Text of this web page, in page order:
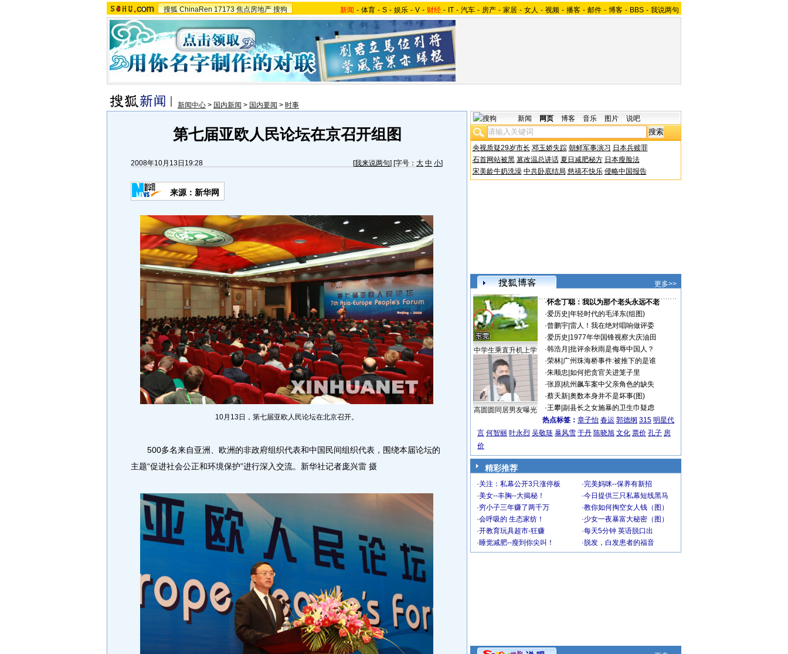
搜狐 ChinaRen 17173 焦点房地产 搜狗 新闻 - 体育 - S - 娱乐 - V - 财经 - IT - 汽车 - 房产 - 家居 - 女人 - 视频 - 播客 - 邮件 - 博客 - BBS - 我说两句
新闻中心 > 国内新闻 > 国内要闻 > 时事
第七届亚欧人民论坛在京召开组图
2008年10月13日19:28 [我来说两句] [字号： 大 中 小]
来源：新华网
10月13日，第七届亚欧人民论坛在北京召开。
500多名来自亚洲、欧洲的非政府组织代表和中国民间组织代表，围绕本届论坛的
主题“促进社会公正和环境保护”进行深入交流。新华社记者庞兴雷 摄
新闻 网页 博客 音乐 图片 说吧
央视质疑29岁市长 邓玉娇失踪 朝鲜军事演习 日本兵赎罪
石首网站被黑 篡改温总讲话 夏日减肥秘方 日本瘦脸法
宋美龄牛奶洗澡 中共卧底结局 慈禧不快乐 侵略中国报告
更多>>
中学生乘直升机上学
高圆圆同居男友曝光
·怀念丁聪：我以为那个老头永远不老
·爱历史 年轻时代的毛泽东(组图)
·曾鹏宇| 雷人！我在绝对唱响做评委
·爱历史 1977年华国锋视察大庆油田
·韩浩月 批评余秋雨是侮辱中国人？
·荣林| 广州珠海桥事件:被推下的是谁
·朱顺忠 如何把贪官关进笼子里
·张原| 杭州飙车案中父亲角色的缺失
·蔡天新| 奥数本身并不是坏事(图)
·王攀| 副县长之女施暴的卫生巾疑虑
热点标签： 章子怡 春运 郭德纲 315 明星代
言 何智丽 叶永烈 吴敬琏 暴风雪 于丹 陈晓旭 文化 票价 孔子 房
价
精彩推荐
·关注：私幕公开3只涨停板 ·完美妈咪--保养有新招
·美女--丰胸--大揭秘！ ·今日提供三只私幕短线黑马
·穷小子三年赚了两千万 ·教你如何掏空女人钱（图）
·会呼吸的 生态家纺！ ·少女一夜暴富大秘密（图）
·开教育玩具超市-狂赚 ·每天5分钟 英语脱口出
·睡觉减肥--瘦到你尖叫！ · 脱发，白发患者的福音